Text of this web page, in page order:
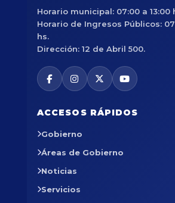
Horario municipal: 07:00 a 13:00
Horario de Ingresos Públicos:
hs.
Dirección: 12 de Abril 500.
ACCESOS RÁPIDOS
Gobierno
Áreas de Gobierno
Noticias
Servicios